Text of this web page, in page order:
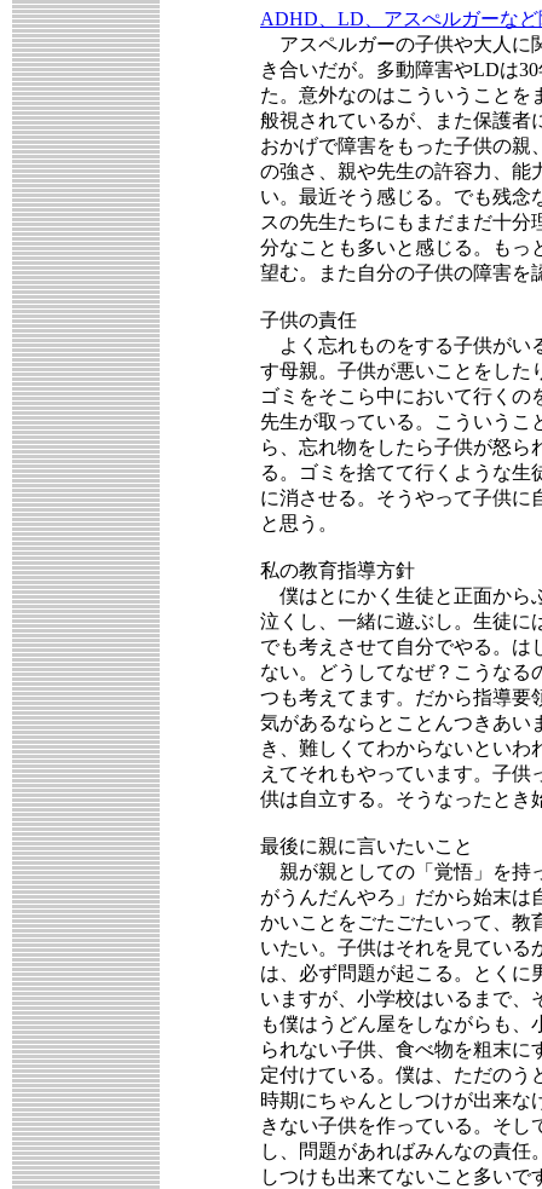
ADHD、LD、アスぺルガーな
アスペルガーの子供や大人に
き合いだが。多動障害やLDは
た。意外なのはこういうことを
般視されているが、また保護者
おかげで障害をもった子供の親
の強さ、親や先生の許容力、能
い。最近そう感じる。でも残念
スの先生たちにもまだまだ十
分なことも多いと感じる。もっ
望む。また自分の子供の障害を
子供の責任
よく忘れものをする子供がい
す母親。子供が悪いことをした
ゴミをそこら中において行く
先生が取っている。こういうこ
ら、忘れ物をしたら子供が怒
る。ゴミを捨てて行くような
に消させる。そうやって子供に
と思う。
私の教育指導方針
僕はとにかく生徒と正面から
泣くし、一緒に遊ぶし。生徒に
でも考えさせて自分でやる。は
ない。どうしてなぜ？こうなる
つも考えてます。だから指導要
気があるならとことんつきあい
き、難しくてわからないとい
えてそれもやっています。子
供は自立する。そうなったとき
最後に親に言いたいこと
親が親としての「覚悟」を持
がうんだんやろ」だから始末は
かいことをごたごたいって、教
いたい。子供はそれを見ている
は、必ず問題が起こる。とくに
いますが、小学校はいるまで、
も僕はうどん屋をしながらも
られない子供、食べ物を粗末
定付けている。僕は、ただのう
時期にちゃんとしつけが出来な
きない子供を作っている。そ
し、問題があればみんなの責
しつけも出来てないこと多いで